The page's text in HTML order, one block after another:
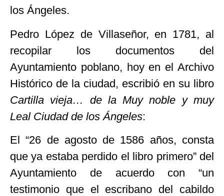
los Ángeles.
Pedro López de Villaseñor, en 1781, al
recopilar los documentos del
Ayuntamiento poblano, hoy en el Archivo
Histórico de la ciudad, escribió en su libro
Cartilla vieja… de la Muy noble y muy
Leal Ciudad de los Ángeles:
El “26 de agosto de 1586 años, consta
que ya estaba perdido el libro primero” del
Ayuntamiento de acuerdo con “un
testimonio que el escribano del cabildo